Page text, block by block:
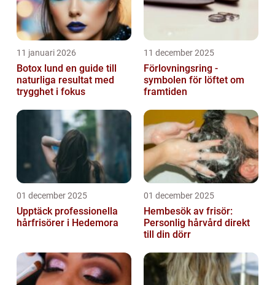
11 januari 2026
Botox lund en guide till
naturliga resultat med
trygghet i fokus
11 december 2025
Förlovningsring -
symbolen för löftet om
framtiden
01 december 2025
Upptäck professionella
hårfrisörer i Hedemora
01 december 2025
Hembesök av frisör:
Personlig hårvård direkt
till din dörr